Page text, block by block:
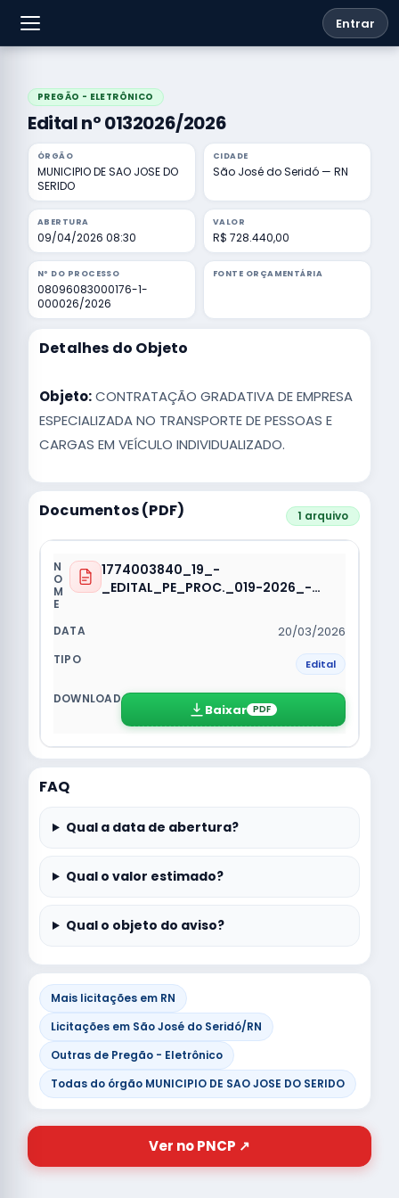
Entrar
PREGÃO - ELETRÔNICO
Edital nº 0132026/2026
ÓRGÃO
MUNICIPIO DE SAO JOSE DO
SERIDO
CIDADE
São José do Seridó — RN
ABERTURA
09/04/2026 08:30
VALOR
R$ 728.440,00
Nº DO PROCESSO
08096083000176-1-
000026/2026
FONTE ORÇAMENTÁRIA
Detalhes do Objeto
Objeto:CONTRATAÇÃO GRADATIVA DE EMPRESA
ESPECIALIZADA NO TRANSPORTE DE PESSOAS E
CARGAS EM VEÍCULO INDIVIDUALIZADO.
Documentos (PDF) 1 arquivo
1774003840_19_-
_EDITAL_PE_PROC._019-2026_-
20/03/2026
Edital
Baixar PDF
FAQ
Qual a data de abertura?
Qual o valor estimado?
Qual o objeto do aviso?
Mais licitações em RN
Licitações em São José do Seridó/RN
Outras de Pregão - Eletrônico
Todas do órgão MUNICIPIO DE SAO JOSE DO SERIDO
Ver no PNCP ↗